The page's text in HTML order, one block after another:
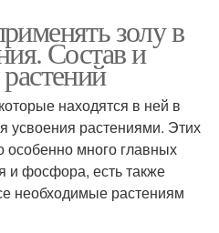
золу в
Состав и
находятся в ней в
усвоения растениями. Этих
особенно много главных
и фосфора, есть также
необходимые растениям